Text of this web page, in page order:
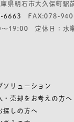
県明石市大久保町駅
6663
FAX:078-
～19:00 定休日：水
ソリューション
・売却をお考えの方へ
探しの方へ